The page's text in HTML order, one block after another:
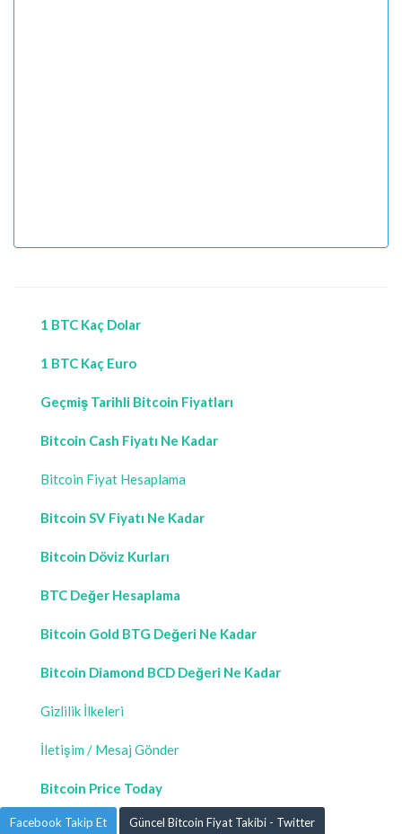
1 BTC Kaç Dolar
1 BTC Kaç Euro
Geçmiş Tarihli Bitcoin Fiyatları
Bitcoin Cash Fiyatı Ne Kadar
Bitcoin Fiyat Hesaplama
Bitcoin SV Fiyatı Ne Kadar
Bitcoin Döviz Kurları
BTC Değer Hesaplama
Bitcoin Gold BTG Değeri Ne Kadar
Bitcoin Diamond BCD Değeri Ne Kadar
Gizlilik İlkeleri
İletişim / Mesaj Gönder
Bitcoin Price Today
Facebook Takip Et Güncel Bitcoin Fiyat Takibi - Twitter